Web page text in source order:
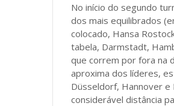
No início do segundo
dos mais equilibrados
colocado, Hansa
tabela, Darmstadt,
que correm por fora na
aproxima dos líderes,
Düsseldorf, Hannover e
considerável distância